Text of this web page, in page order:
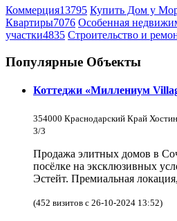
Коммерция13795 Купить Дом у
Квартиры7076 Особенная
участки4835 Строительство и
Популярные Объекты
Коттеджи «Миллениум
354000 Краснодарский Край
3/3
Продажа элитных домов в
посёлке на эксклюзивных
Эстейт. Премиальная
(452 визитов с 26-10-2024 13:52)